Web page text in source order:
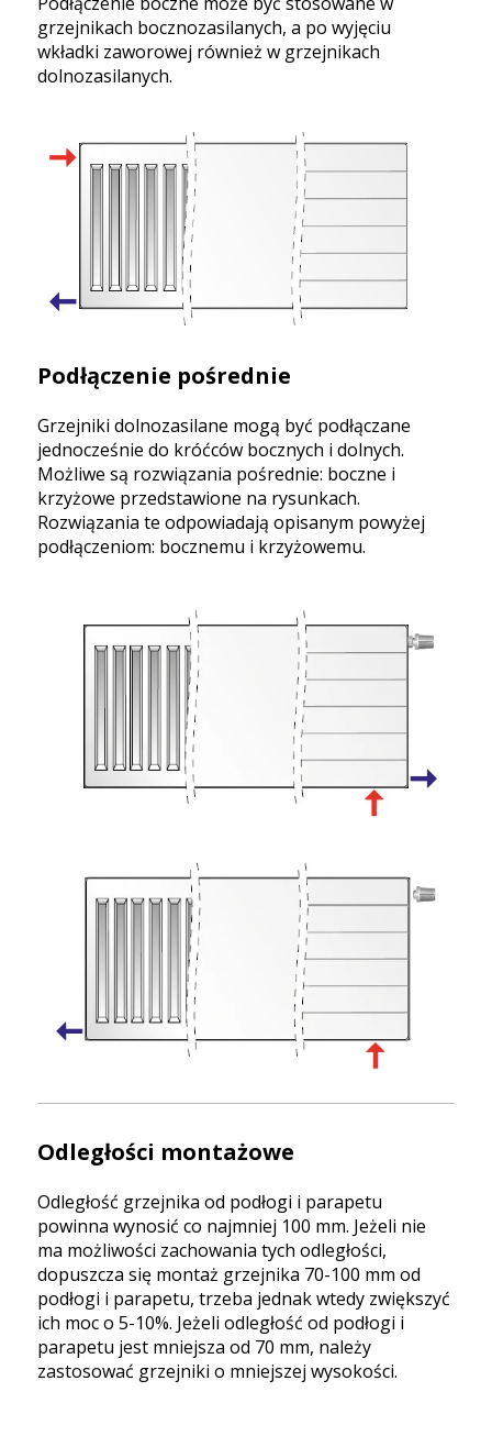
grzejnikach bocznozasilanych, a po wyjęciu
wkładki zaworowej również w grzejnikach
dolnozasilanych.
Podłączenie pośrednie
Grzejniki dolnozasilane mogą być podłączane
jednocześnie do króćców bocznych i dolnych.
Możliwe są rozwiązania pośrednie: boczne i
krzyżowe przedstawione na rysunkach.
Rozwiązania te odpowiadają opisanym powyżej
podłączeniom: bocznemu i krzyżowemu.
Odległości montażowe
Odległość grzejnika od podłogi i parapetu
powinna wynosić co najmniej 100 mm. Jeżeli nie
ma możliwości zachowania tych odległości,
dopuszcza się montaż grzejnika 70-100 mm od
podłogi i parapetu, trzeba jednak wtedy zwiększyć
ich moc o 5-10%. Jeżeli odległość od podłogi i
parapetu jest mniejsza od 70 mm, należy
zastosować grzejniki o mniejszej wysokości.